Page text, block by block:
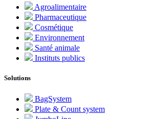
Agroalimentaire
Pharmaceutique
Cosmétique
Environnement
Santé animale
Instituts publics
Solutions
BagSystem
Plate & Count system